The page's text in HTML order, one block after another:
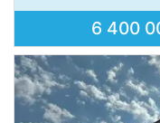
6 400